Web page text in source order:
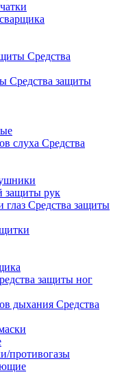
Средства
Средства защиты
Средства
защиты рук
Средства защиты
защиты ног
Средства
противогазы